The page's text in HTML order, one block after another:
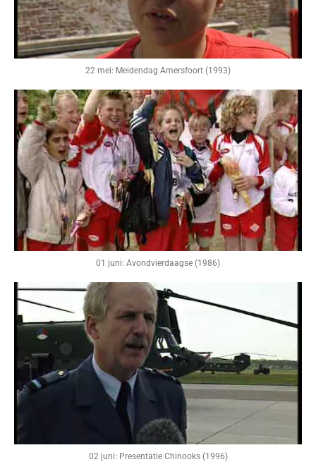
22 mei: Meidendag Amersfoort (1993)
01 juni: Avondvierdaagse (1986)
02 juni: Presentatie Chinooks (1996)